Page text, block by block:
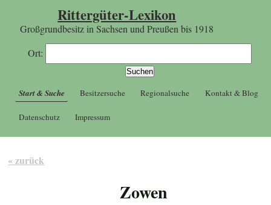
Rittergüter-Lexikon
Großgrundbesitz in Sachsen und Preußen bis 1918
Ort:
Start & Suche Besitzersuche Regionalsuche Kontakt & Blog
Datenschutz Impressum
« zurück
Zowen